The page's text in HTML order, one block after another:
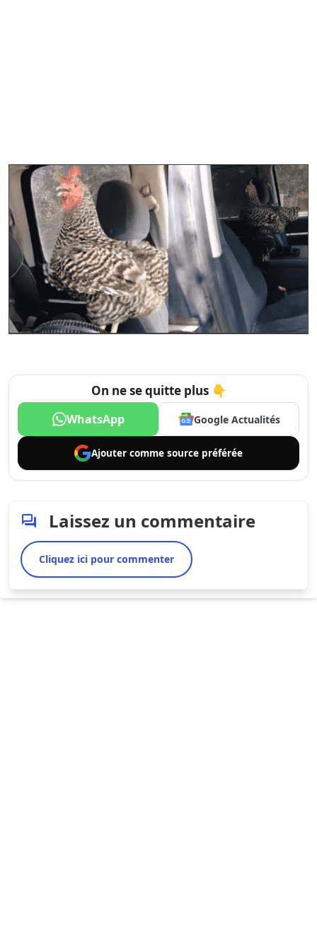
On ne se quitte plus 👇
WhatsApp Google Actualités
Ajouter comme source préférée
Laissez un commentaire
Cliquez ici pour commenter